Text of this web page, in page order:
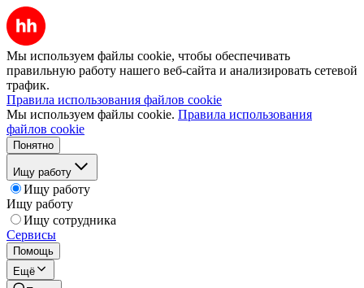
Мы используем файлы cookie, чтобы обеспечивать
правильную работу нашего веб-сайта и анализировать сетевой
трафик.
Правила использования файлов cookie
Мы используем файлы cookie. Правила использования
файлов cookie
Понятно
Ищу работу
Ищу работу
Ищу работу
Ищу сотрудника
Сервисы
Помощь
Ещё